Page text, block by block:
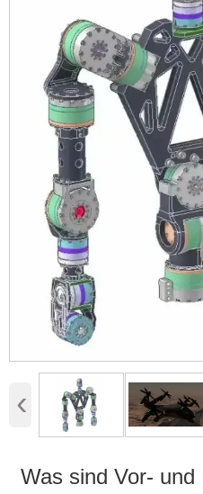
‹
Was sind Vor- und